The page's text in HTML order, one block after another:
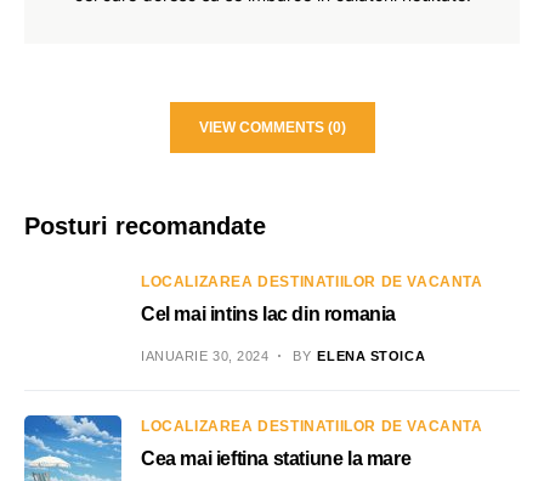
VIEW COMMENTS (0)
Posturi recomandate
LOCALIZAREA DESTINATIILOR DE VACANTA
Cel mai intins lac din romania
IANUARIE 30, 2024 BY ELENA STOICA
LOCALIZAREA DESTINATIILOR DE VACANTA
Cea mai ieftina statiune la mare